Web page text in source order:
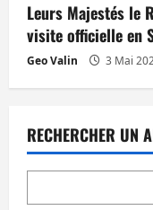
Leurs Majestés le
visite officielle en
Geo Valin 3 Mai
RECHERCHER UN